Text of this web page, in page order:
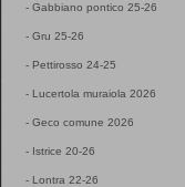
- Gabbiano pontico 25-26
- Gru 25-26
- Pettirosso 24-25
- Lucertola muraiola 2026
- Geco comune 2026
- Istrice 20-26
- Lontra 22-26